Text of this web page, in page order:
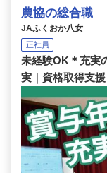
農協の総合職
JAふくおか八女
正社員
未経験OK＊充実
実｜資格取得支